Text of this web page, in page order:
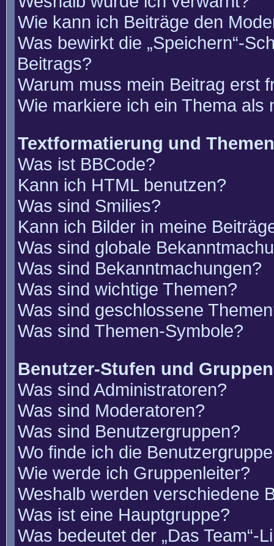
Wie kann ich Beiträge den
Was bewirkt die „Speichern“-
Beitrags?
Warum muss mein Beitrag erst
Wie markiere ich ein Thema als
Textformatierung und
Was ist BBCode?
Kann ich HTML benutzen?
Was sind Smilies?
Kann ich Bilder in meine
Was sind globale
Was sind Bekanntmachungen?
Was sind wichtige Themen?
Was sind geschlossene
Was sind Themen-Symbole?
Benutzer-Stufen und Gruppen
Was sind Administratoren?
Was sind Moderatoren?
Was sind Benutzergruppen?
Wo finde ich die
Wie werde ich Gruppenleiter?
Weshalb werden verschiedene
Was ist eine Hauptgruppe?
Was bedeutet der „Das Team“-